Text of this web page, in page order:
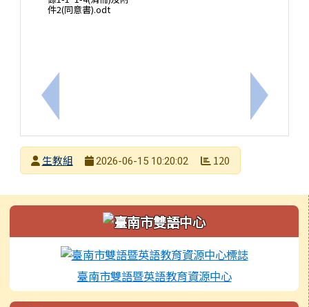
上一筆：115年臺南市太子國中暑假籃球營
件2(同意書).odt
下一筆：
發布者生教組
2026-06-15 10:20:02 120
左邊區域內容
臺南市雙語暨英語教育資源中心